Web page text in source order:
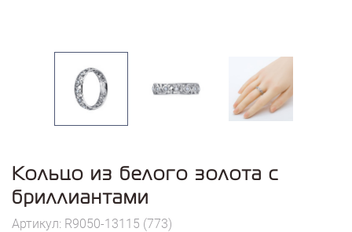
Кольцо из белого золота с
бриллиантами
Артикул: R9050-13115 (773)